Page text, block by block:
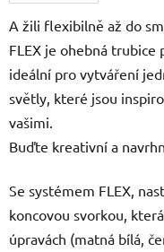
A žili flexibilně až do
FLEX je ohebná
ideální pro vytváření
světly, které jsou
vašimi.
Buďte kreativní a
Se systémem FLEX,
koncovou svorkou,
úpravách (matná bílá,